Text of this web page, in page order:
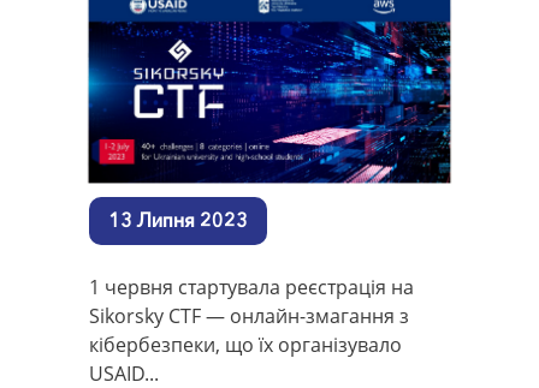
13 Липня 2023
1 червня стартувала реєстрація на
Sikorsky CTF — онлайн-змагання з
кібербезпеки, що їх організувало
USAID...